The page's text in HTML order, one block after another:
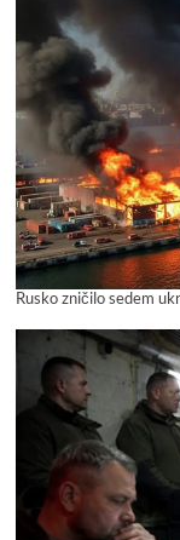
Rusko zničilo sedem